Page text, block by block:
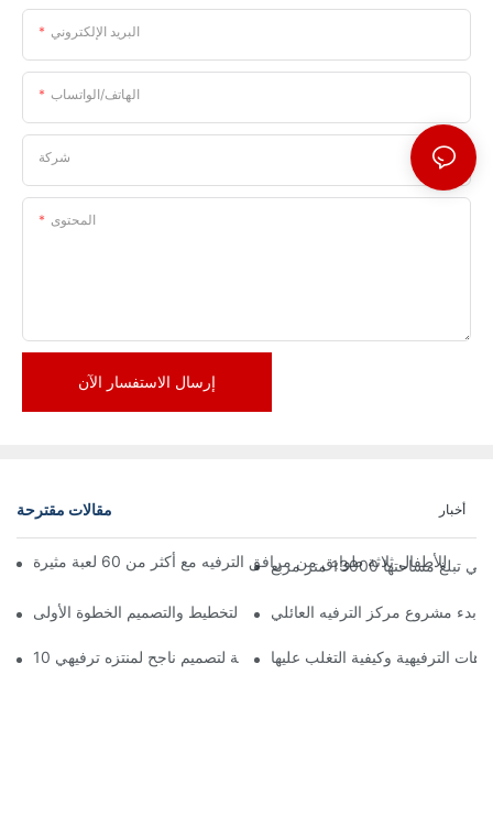
البريد الإلكتروني
الهاتف/الواتساب
شركة
المحتوى
إرسال الاستفسار الآن
مقالات مقترحة أخبار
13000 متر مربع
بدء مشروع مركز الترفيه العائلي
10 مبادئ أساسية لتصميم ناجح لمنتزه ترفيهيالترفيهية وكيفية التغلب عليها